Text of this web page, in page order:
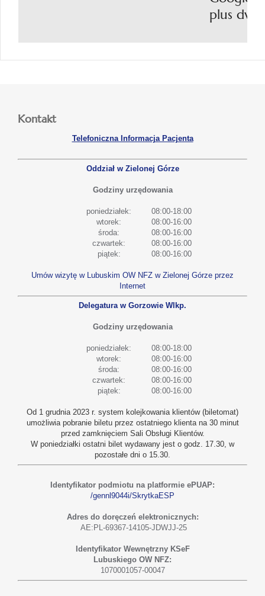
plus
Kontakt
Telefoniczna Informacja Pacjenta
Oddział w Zielonej Górze
Godziny urzędowania
poniedziałek:
08:00-18:00
wtorek:
08:00-16:00
środa:
08:00-16:00
czwartek:
08:00-16:00
piątek:
08:00-16:00
Umów wizytę w Lubuskim OW NFZ w Zielonej Górze przez
Internet
Delegatura w Gorzowie Wlkp.
Godziny urzędowania
poniedziałek:
08:00-18:00
wtorek:
08:00-16:00
środa:
08:00-16:00
czwartek:
08:00-16:00
piątek:
08:00-16:00
Od 1 grudnia 2023 r. system kolejkowania klientów (biletomat)
umożliwia pobranie biletu przez ostatniego klienta na 30 minut
przed zamknięciem Sali Obsługi Klientów.
W poniedziałki ostatni bilet wydawany jest o godz. 17.30, w
pozostałe dni o 15.30.
Identyfikator podmiotu na platformie ePUAP:
/gennl9044i/SkrytkaESP
Adres do doręczeń elektronicznych:
AE:PL-69367-14105-JDWJJ-25
Identyfikator Wewnętrzny KSeF
Lubuskiego OW NFZ:
1070001057-00047